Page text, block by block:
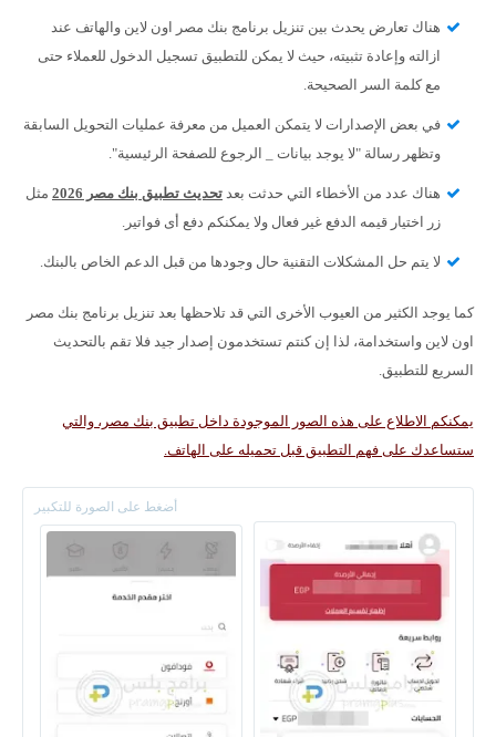
هناك تعارض يحدث بين تنزيل برنامج بنك مصر اون لاين والهاتف عند
ازالته وإعادة تثبيته، حيث لا يمكن للتطبيق تسجيل الدخول للعملاء حتى
مع كلمة السر الصحيحة.
في بعض الإصدارات لا يتمكن العميل من معرفة عمليات التحويل السابقة
وتظهر رسالة "لا يوجد بيانات _ الرجوع للصفحة الرئيسية".
هناك عدد من الأخطاء التي حدثت بعد تحديث تطبيق بنك مصر 2026
مثل
زر اختيار قيمه الدفع غير فعال ولا يمكنكم دفع أى فواتير.
لا يتم حل المشكلات التقنية حال وجودها من قبل الدعم الخاص بالبنك.
كما يوجد الكثير من العيوب الأخرى التي قد تلاحظها بعد تنزيل برنامج بنك مصر
اون لاين واستخدامة، لذا إن كنتم تستخدمون إصدار جيد فلا تقم بالتحديث
السريع للتطبيق.
يمكنكم الاطلاع على هذه الصور الموجودة داخل تطبيق بنك مصر، والتي
ستساعدك على فهم التطبيق قبل تحميله على الهاتف.